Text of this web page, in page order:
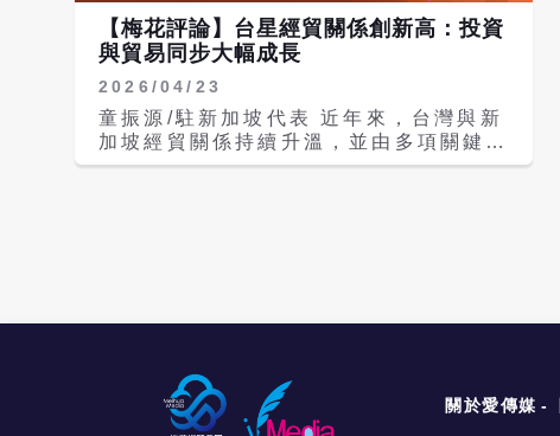
晨、德陽市長黃朝陽等人。 尹啟銘談
「十五五」機遇 看好四川產業布局 尹啟
銘以《「十五五」規劃下兩岸產業融合發
展新契機》為題發表專題演講。他從大陸
產業發展趨勢切入，分析新興支柱產業及
未來產業布局，並結合四川省「十五五」
規劃內容及《四川省加快推進「人工智慧
德陽具備產業聚落、市場空間與政策條件
五五」規劃背景下，四川可望迎來新一波
產業發展機遇，而德陽則有機會成為兩岸
產業合作的重要據點。 台商團體關注製
【梅花評論】台星經貿關係創新高：投資
與貿易同步大幅成長
2026/04/23
童振源/駐新加坡代表 近年來，台灣與新
加坡經貿關係持續升溫，並由多項關鍵數
據充分反映，其中今年的成長幅度尤為突
幅擴張，顯示台星經貿互動已進入高度活
絡的新階段。 過去五年，台灣對新加坡
投資金額長期占對東南亞投資比重近六
關於愛傳媒